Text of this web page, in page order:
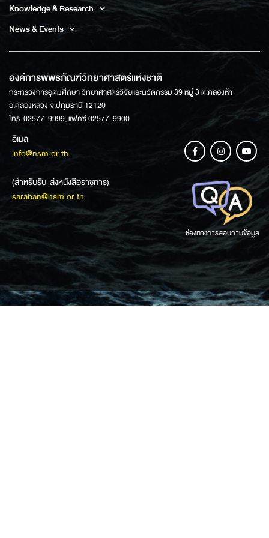
Knowledge & Research
News & Events
องค์การพิพิธภัณฑ์วิทยาศาสตร์แห่งชาติ
กระทรวงการอุดมศึกษา วิทยาศาสตร์วิจัยและนวัตกรรม 39 หมู่ 3 ต.คลองห้า
อ.คลองหลวง จ.ปทุมธานี 12120
โทร: 02577-9999, แฟกซ์ 02577-9900
อีเมล
info@nsm.or.th
(สำหรับรับ-ส่งหนังสือราชการ)
saraban@nsm.or.th
ช่องทางการสอบถามข้อมูล